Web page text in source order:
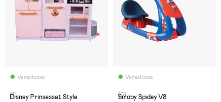
Varastossa
(1)
Disney Prinsessat Style
Varastossa
(0)
Smoby Spidey V8